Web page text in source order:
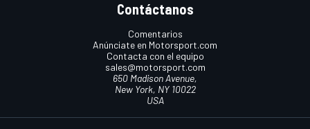
Contáctanos
Comentarios
Anúnciate en Motorsport.com
Contacta con el equipo
sales@motorsport.com
650 Madison Avenue,
New York, NY 10022
USA